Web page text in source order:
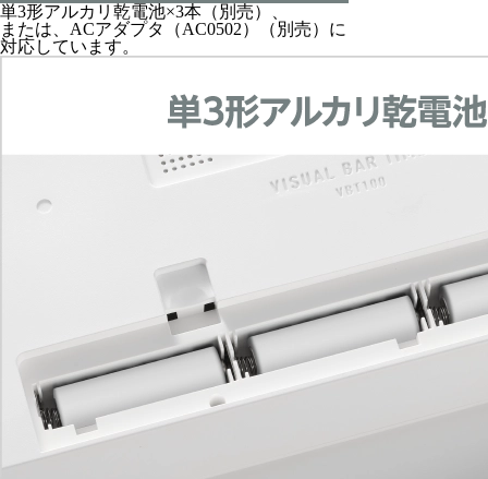
単3形アルカリ乾電池×3本（別売）、
または、ACアダプタ（AC0502）（別売）に
対応しています。